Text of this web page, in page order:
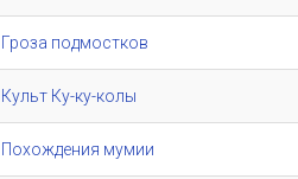
Гроза подмостков
Культ Ку-ку-колы
Похождения мумии